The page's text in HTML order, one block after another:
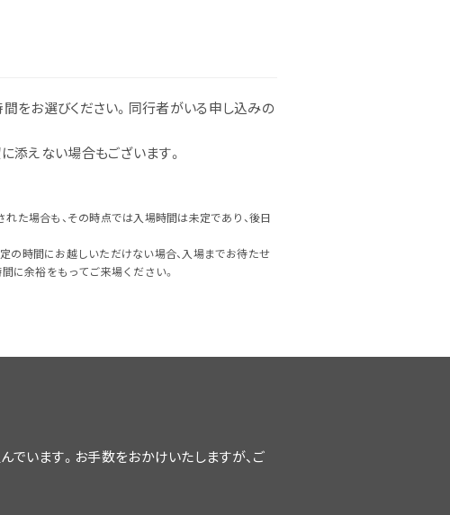
をお選びください。同行者がいる申し込みの
添えない場合もございます。
た場合も、その時点では入場時間は未定であり、後日
の時間にお越しいただけない場合、入場までお待たせ
に余裕をもってご来場ください。
います。お手数をおかけいたしますが、ご